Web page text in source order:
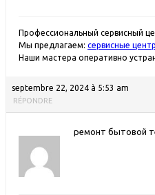
Профессиональный сервисный
Мы предлагаем: сервисные
Наши мастера оперативно
septembre 22, 2024 à 5:53 am
RÉPONDRE
ремонт бытовой